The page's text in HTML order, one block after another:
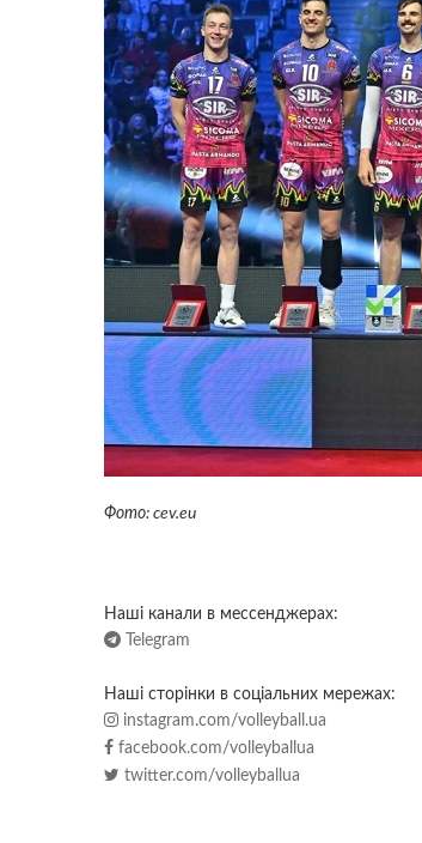
Фото: cev.eu
Наші канали в мессенджерах:
Telegram
Наші сторінки в соціальних мережах:
instagram.com/volleyball.ua
facebook.com/volleyballua
twitter.com/volleyballua